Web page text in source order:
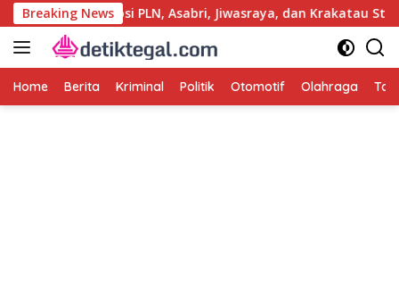
Langsung
ke
konten
Breaking News
Korupsi PLN, Asabri, Jiwasraya, dan Krakatau Steel
Home Berita Kriminal Politik Otomotif Olahraga